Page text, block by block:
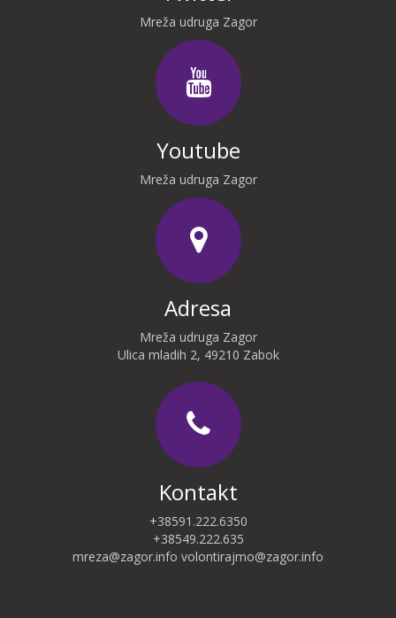
Mreža udruga Zagor
Youtube
Mreža udruga Zagor
Adresa
Mreža udruga Zagor
Ulica mladih 2, 49210 Zabok
Kontakt
+38591.222.6350
+38549.222.635
mreza@zagor.info volontirajmo@zagor.info